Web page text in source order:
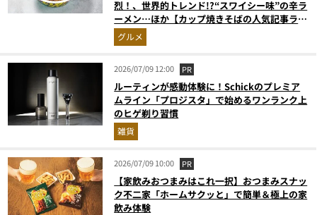
烈！、世界的トレンド!?“スワイシー味”の辛ラ
ーメン…ほか【カップ焼きそばの人気記事ラン
キングベスト3】（2026年5月版）
グルメ
2026/07/09 12:00 PR
ルーティンが感動体験に！Schickのプレミア
ムライン「プロジスタ」で始めるワンランク上
のヒゲ剃り習慣
雑貨
2026/07/09 10:00 PR
【家飲みおつまみはこれ一択】おつまみスナッ
ク不二家「ホームサクッと」で簡単＆極上の家
飲み体験